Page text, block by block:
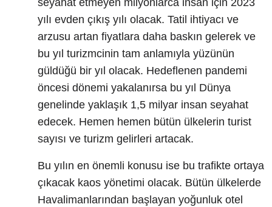
seyahat etmeyen milyonlarca insan için 2023
yılı evden çıkış yılı olacak. Tatil ihtiyacı ve
arzusu artan fiyatlara daha baskın gelerek ve
bu yıl turizmcinin tam anlamıyla yüzünün
güldüğü bir yıl olacak. Hedeflenen pandemi
öncesi dönemi yakalanırsa bu yıl Dünya
genelinde yaklaşık 1,5 milyar insan seyahat
edecek. Hemen hemen bütün ülkelerin turist
sayısı ve turizm gelirleri artacak.
Bu yılın en önemli konusu ise bu trafikte ortaya
çıkacak kaos yönetimi olacak. Bütün ülkelerde
Havalimanlarından başlayan yoğunluk otel